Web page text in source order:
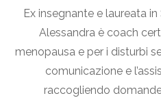
Ex insegnante e laureata
Alessandra è coach
menopausa e per i disturbi
comunicazione e
raccogliendo